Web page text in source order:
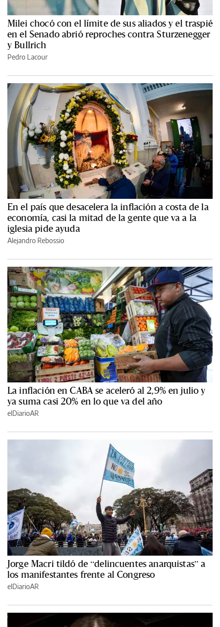
Milei chocó con el límite de sus aliados y el traspié
en el Senado abrió reproches contra Sturzenegger
y Bullrich
Pedro Lacour
En el país que desacelera la inflación a costa de la
economía, casi la mitad de la gente que va a la
iglesia pide ayuda
Alejandro Rebossio
La inflación en CABA se aceleró al 2,9% en julio y
ya suma casi 20% en lo que va del año
elDiarioAR
Jorge Macri tildó de “delincuentes anarquistas” a
los manifestantes frente al Congreso
elDiarioAR